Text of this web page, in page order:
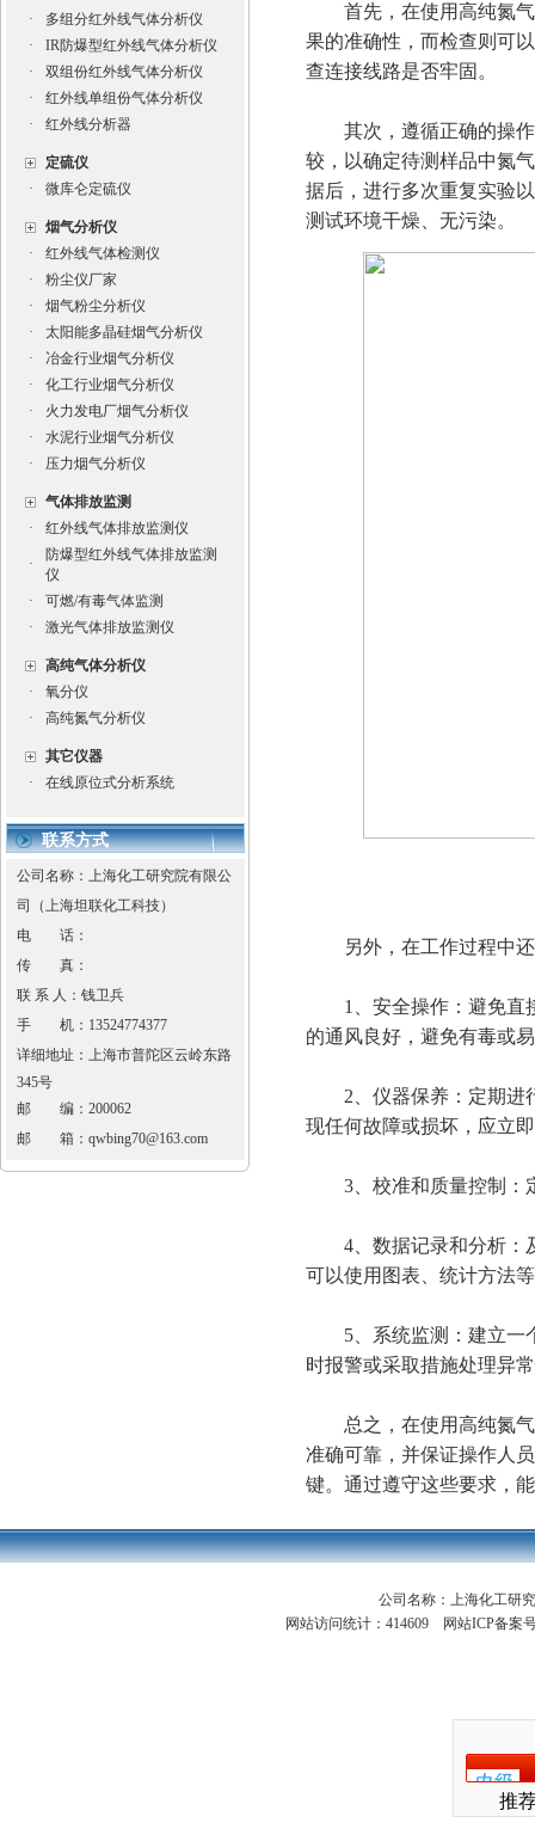
·
多组分红外线气体分析仪
·
IR防爆型红外线气体分析仪
·
双组份红外线气体分析仪
·
红外线单组份气体分析仪
·
红外线分析器
定硫仪
·
微库仑定硫仪
烟气分析仪
·
红外线气体检测仪
·
粉尘仪厂家
·
烟气粉尘分析仪
·
太阳能多晶硅烟气分析仪
·
冶金行业烟气分析仪
·
化工行业烟气分析仪
·
火力发电厂烟气分析仪
·
水泥行业烟气分析仪
·
压力烟气分析仪
气体排放监测
·
红外线气体排放监测仪
·
防爆型红外线气体排放监测
仪
·
可燃/有毒气体监测
·
激光气体排放监测仪
高纯气体分析仪
·
氧分仪
·
高纯氮气分析仪
其它仪器
·
在线原位式分析系统
联系方式
公司名称：上海化工研究院有限公
司（上海坦联化工科技）
电 话：
传 真：
联 系 人：钱卫兵
手 机： 13524774377
详细地址： 上海市普陀区云岭东路
345号
邮 编： 200062
邮 箱： qwbing70@163.com
首先，在使用高纯氮气
果的准确性，而检查则可
查连接线路是否牢固。
其次，遵循正确的操作
较，以确定待测样品中氮
据后，进行多次重复实验
测试环境干燥、无污染。
另外，在工作过程中还
1、安全操作：避免直接
的通风良好，避免有毒或
2、仪器保养：定期进行
现任何故障或损坏，应立
3、校准和质量控制：定
4、数据记录和分析：及
可以使用图表、统计方法
5、系统监测：建立一个
时报警或采取措施处理异
总之，在使用高纯氮气
准确可靠，并保证操作人
键。通过遵守这些要求，
公司名称：上海化工研
网站访问统计：414609 网站ICP备案
推